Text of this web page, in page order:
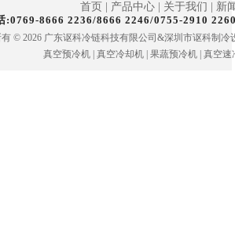
首页 产品中心| 关于我们
新
:0769-8666 2236/8666 2246/0755-2910
有 © 2026 广东讴科冷链科技有限公司&深圳市讴科制冷
真空预冷机 |真空冷却机 |果蔬预冷机 |真空速